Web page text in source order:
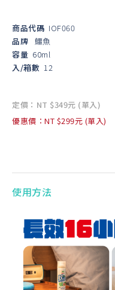
商品代碼 IOF060
品牌 鱷魚
容量 60ml
入/箱數 12
定價：NT $349元 (單入)
優惠價：NT $299元 (單入)
使用方法